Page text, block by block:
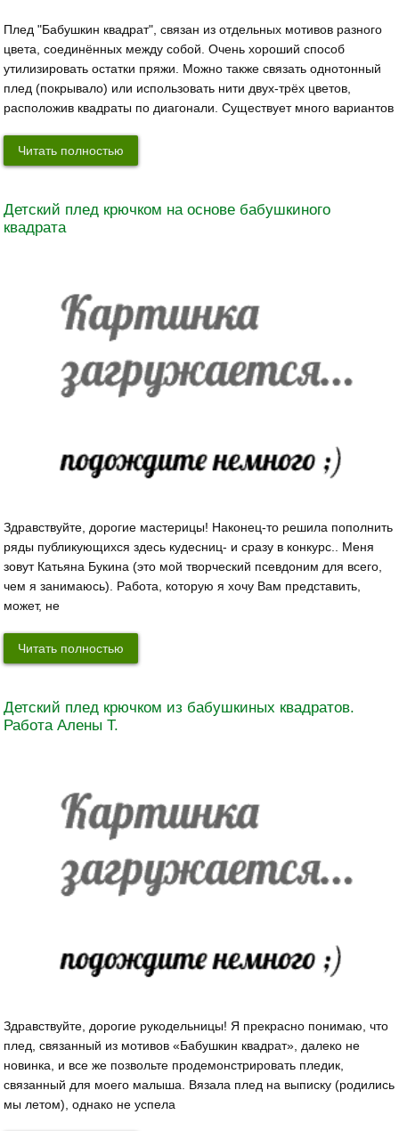
Плед "Бабушкин квадрат", связан из отдельных мотивов разного
цвета, соединённых между собой. Очень хороший способ
утилизировать остатки пряжи. Можно также связать однотонный
плед (покрывало) или использовать нити двух-трёх цветов,
расположив квадраты по диагонали. Существует много вариантов
Читать полностью
Детский плед крючком на основе бабушкиного
квадрата
Здравствуйте, дорогие мастерицы! Наконец-то решила пополнить
ряды публикующихся здесь кудесниц- и сразу в конкурс.. Меня
зовут Катьяна Букина (это мой творческий псевдоним для всего,
чем я занимаюсь). Работа, которую я хочу Вам представить,
может, не
Читать полностью
Детский плед крючком из бабушкиных квадратов.
Работа Алены Т.
Здравствуйте, дорогие рукодельницы! Я прекрасно понимаю, что
плед, связанный из мотивов «Бабушкин квадрат», далеко не
новинка, и все же позвольте продемонстрировать пледик,
связанный для моего малыша. Вязала плед на выписку (родились
мы летом), однако не успела